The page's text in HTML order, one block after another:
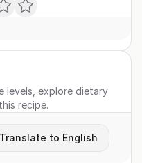
levels, explore dietary
recipe.
Translate to English